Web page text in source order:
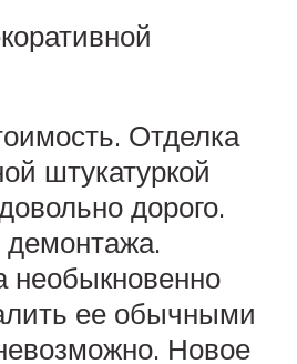
Отделка
штукатуркой
дорого.
необыкновенно
ее обычными
Новое